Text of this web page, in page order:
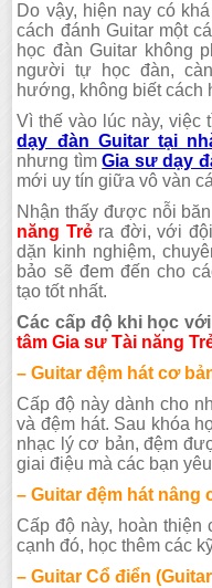
Do vậy, hiện nay có
cách đánh Guitar một
học đàn Guitar không
người tự học đàn,
hướng, không biết cách
Vì thế vào lúc này, việc
dạy đàn Guitar tại
nhưng tìmGia sư dạy
mới uy tín giữa vô vàn
Nhận thấy được nỗi
năng Trẻra đời, với
dặn kinh nghiệm,
bảo sẽ đem đến cho
tạo tốt nhất.
Các cấp độ khi học với
tâm Gia sư Tài năng
– Guitar đệm hát cơ
Cấp độ này dành cho
và đệm hát. Sau khóa
nhạc lý cơ bản, đệm
giai điệu mà các bạn
– Guitar đệm hát nâng
Cấp độ này, hoàn thiện
cạnh đó, học thêm các
– Guitar Cổ điển